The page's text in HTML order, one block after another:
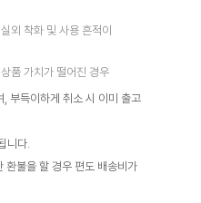
외 착화 및 사용 흔적이
품 가치가 떨어진 경우
부득이하게 취소 시 이미 출고
니다.
환불을 할 경우 편도 배송비가